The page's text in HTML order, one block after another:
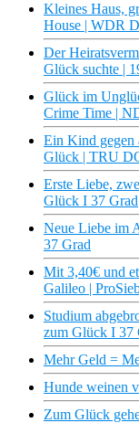
Kleines Haus,
House | WDR
Der
Glück suchte |
Glück im
Crime Time |
Ein Kind gegen
Glück | TRU
Erste Liebe,
Glück I 37 Grad
Neue Liebe im
37 Grad
Mit 3,40€ und
Galileo |
Studium
zum Glück I 37
Mehr Geld =
Hunde weinen
Zum Glück